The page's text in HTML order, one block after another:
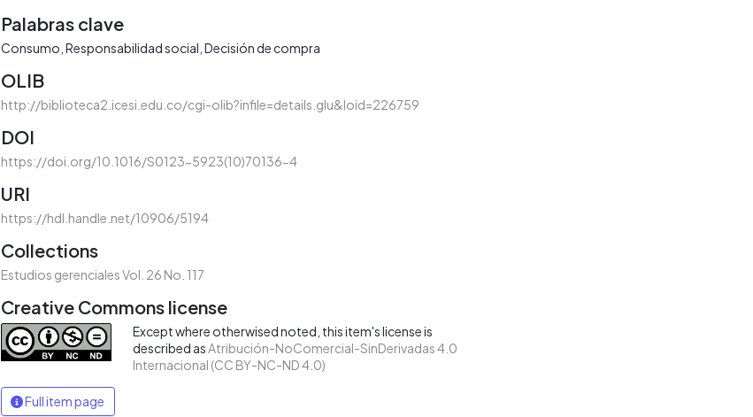
Palabras clave
Consumo Responsabilidad social Decisión de compra
OLIB
http://biblioteca2.icesi.edu.co/cgi-olib?infile=details.glu&loid=226759
DOI
https://doi.org/10.1016/S0123-5923(10)70136-4
URI
https://hdl.handle.net/10906/5194
Collections
Estudios gerenciales Vol. 26 No. 117
Creative Commons license
Except where otherwised noted, this item's license is
described as Atribución-NoComercial-SinDerivadas 4.0
Internacional (CC BY-NC-ND 4.0)
Full item page